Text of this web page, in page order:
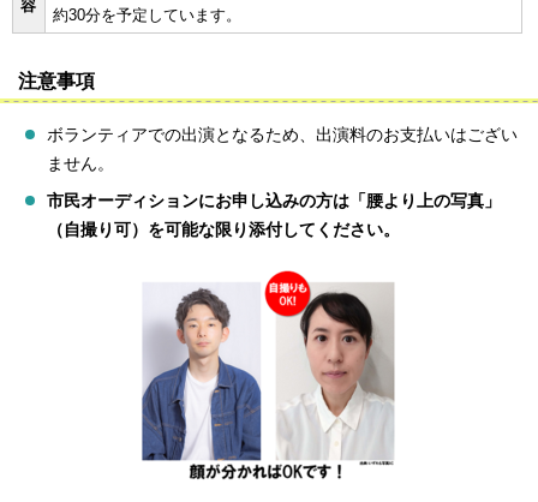
容
約30分を予定しています。
注意事項
ボランティアでの出演となるため、出演料のお支払いはござい
ません。
市民オーディションにお申し込みの方は「腰より上の写真」
（自撮り可）を可能な限り添付してください。